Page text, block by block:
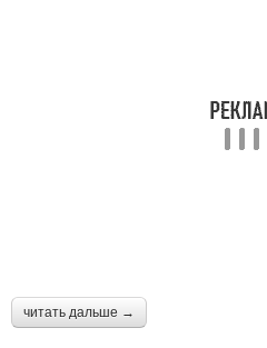
читать дальше →